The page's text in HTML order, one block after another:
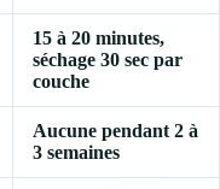
15 à 20 minutes,
séchage 30 sec par
couche
Aucune pendant 2 à
3 semaines